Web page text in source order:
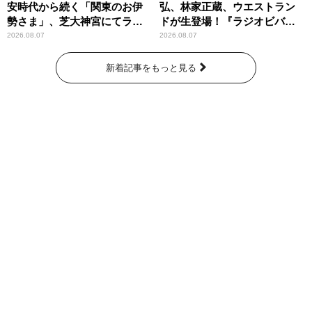
安時代から続く「関東のお伊
勢さま」、芝大神宮にてラン
パンプスが合格祈願！
2026.08.07
弘、林家正蔵、ウエストラン
ドが生登場！『ラジオビバリ
ー昼ズ』
2026.08.07
新着記事をもっと見る